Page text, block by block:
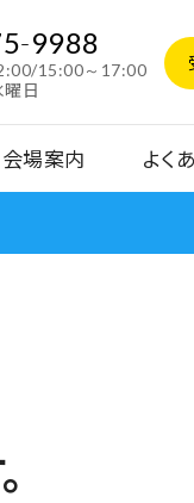
-9988
15:00～17:00
日
会場案内 よく